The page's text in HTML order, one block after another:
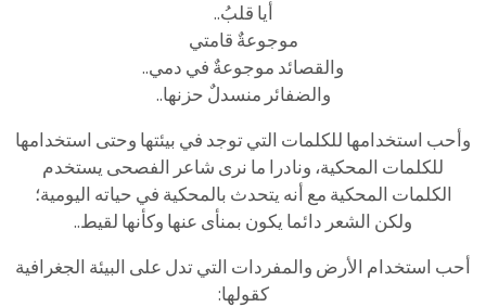
أيا قلبُ..
موجوعةٌ قامتي
والقصائد موجوعةٌ في دمي..
والضفائر منسدلٌ حزنها..
وأحب استخدامها للكلمات التي توجد في بيئتها وحتى استخدامها
للكلمات المحكية، ونادرا ما نرى شاعر الفصحى يستخدم
الكلمات المحكية مع أنه يتحدث بالمحكية في حياته اليومية؛
ولكن الشعر دائما يكون بمنأى عنها وكأنها لقيط..
أحب استخدام الأرض والمفردات التي تدل على البيئة الجغرافية
كقولها: